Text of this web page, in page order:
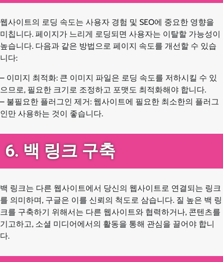
웹사이트의 로딩 속도는 사용자 경험 및 SEO에 중요한 영향을
미칩니다. 페이지가 느리게 로딩되면 사용자는 이탈할 가능성이
높습니다. 다음과 같은 방법으로 페이지 속도를 개선할 수 있습
니다:
– 이미지 최적화: 큰 이미지 파일은 로딩 속도를 저하시킬 수 있
으므로, 필요한 크기로 조정하고 포맷도 최적화해야 합니다.
– 불필요한 플러그인 제거: 웹사이트에 필요한 최소한의 플러그
인만 사용하는 것이 좋습니다.
6. 백 링크 구축
백 링크는 다른 웹사이트에서 당신의 웹사이트로 연결되는 링크
를 의미하며, 구글은 이를 신뢰의 척도로 삼습니다. 질 높은 백 링
크를 구축하기 위해서는 다른 웹사이트와 협력하거나, 콘텐츠를
기고하고, 소셜 미디어에서의 활동을 통해 관심을 끌어야 합니
다.